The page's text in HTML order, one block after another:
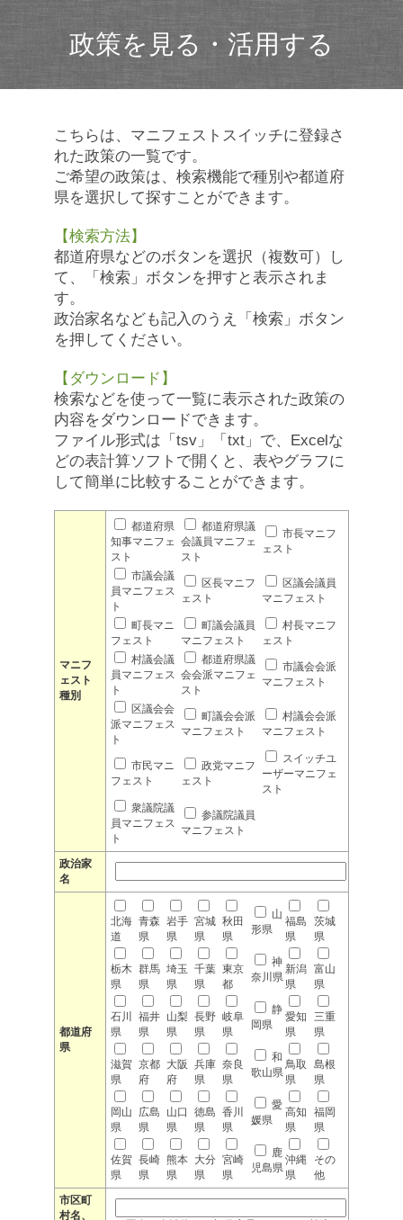
政策を見る・活用する
こちらは、マニフェストスイッチに登録さ
れた政策の一覧です。
ご希望の政策は、検索機能で種別や都道府
県を選択して探すことができます。
【検索方法】
都道府県などのボタンを選択（複数可）し
て、「検索」ボタンを押すと表示されま
す。
政治家名なども記入のうえ「検索」ボタン
を押してください。
【ダウンロード】
検索などを使って一覧に表示された政策の
内容をダウンロードできます。
ファイル形式は「tsv」「txt」で、Excelな
どの表計算ソフトで開くと、表やグラフに
して簡単に比較することができます。
マニフ
ェスト
種別
都道府県
知事マニフェ
スト
都道府県議
会議員マニフェ
スト
市長マニフ
ェスト
市議会議
員マニフェス
ト
区長マニフ
ェスト
区議会議員
マニフェスト
町長マニ
フェスト
町議会議員
マニフェスト
村長マニフ
ェスト
村議会議
員マニフェス
ト
都道府県議
会会派マニフェ
スト
市議会会派
マニフェスト
区議会会
派マニフェス
ト
町議会会派
マニフェスト
村議会会派
マニフェスト
市民マニ
フェスト
政党マニフ
ェスト
スイッチユ
ーザーマニフェ
スト
衆議院議
員マニフェス
ト
参議院議員
マニフェスト
政治家
名
都道府
県
北海
道
青森
県
岩手
県
宮城
県
秋田
県
山
形県
福島
県
茨城
県
栃木
県
群馬
県
埼玉
県
千葉
県
東京
都
神
奈川県
新潟
県
富山
県
石川
県
福井
県
山梨
県
長野
県
岐阜
県
静
岡県
愛知
県
三重
県
滋賀
県
京都
府
大阪
府
兵庫
県
奈良
県
和
歌山県
鳥取
県
島根
県
岡山
県
広島
県
山口
県
徳島
県
香川
県
愛
媛県
高知
県
福岡
県
佐賀
県
長崎
県
熊本
県
大分
県
宮崎
県
鹿
児島県
沖縄
県
その
他
市区町
村名、